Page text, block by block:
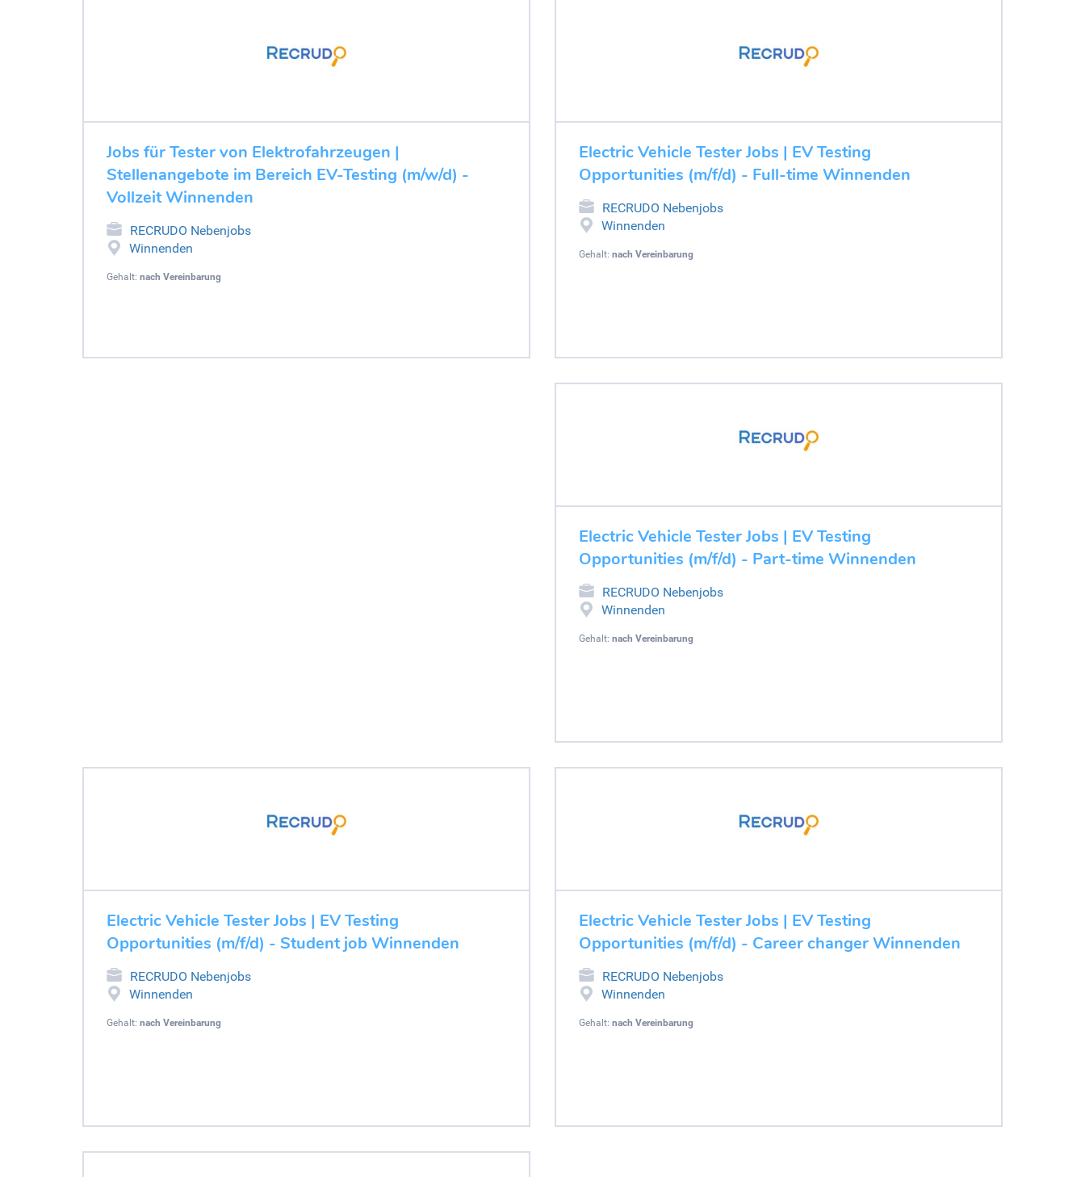
Jobs für Tester von Elektrofahrzeugen |
Stellenangebote im Bereich EV-Testing (m/w/d) -
Vollzeit Winnenden
RECRUDO Nebenjobs
Winnenden
Gehalt: nach Vereinbarung
Electric Vehicle Tester Jobs | EV Testing
Opportunities (m/f/d) - Full-time Winnenden
RECRUDO Nebenjobs
Winnenden
Gehalt: nach Vereinbarung
Electric Vehicle Tester Jobs | EV Testing
Opportunities (m/f/d) - Part-time Winnenden
RECRUDO Nebenjobs
Winnenden
Gehalt: nach Vereinbarung
Electric Vehicle Tester Jobs | EV Testing
Opportunities (m/f/d) - Student job Winnenden
RECRUDO Nebenjobs
Winnenden
Gehalt: nach Vereinbarung
Electric Vehicle Tester Jobs | EV Testing
Opportunities (m/f/d) - Career changer Winnenden
RECRUDO Nebenjobs
Winnenden
Gehalt: nach Vereinbarung